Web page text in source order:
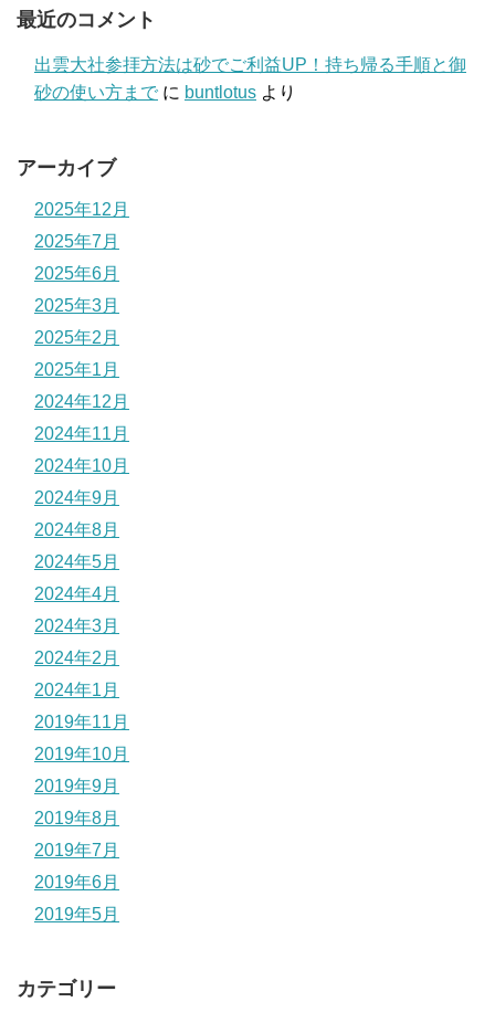
最近のコメント
出雲大社参拝方法は砂でご利益UP！持ち帰る手順と御
砂の使い方まで に buntlotus より
アーカイブ
2025年12月
2025年7月
2025年6月
2025年3月
2025年2月
2025年1月
2024年12月
2024年11月
2024年10月
2024年9月
2024年8月
2024年5月
2024年4月
2024年3月
2024年2月
2024年1月
2019年11月
2019年10月
2019年9月
2019年8月
2019年7月
2019年6月
2019年5月
カテゴリー